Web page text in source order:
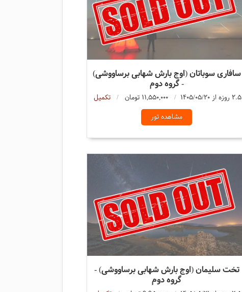
سافاری سوباتان (اوج بارش شهابی برساووشی)
- گروه دوم
2.5 روزه از 1405/05/20 11,550,000 تومان
تکمیل
مشاهده تور
تخت سلیمان (اوج بارش شهابی برساووشی) -
گروه دوم